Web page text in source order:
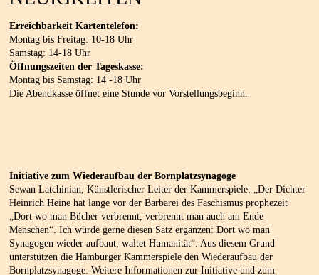
Erreichbarkeit Kartentelefon:
Montag bis Freitag: 10-18 Uhr
Samstag: 14-18 Uhr
Öffnungszeiten der Tageskasse:
Montag bis Samstag: 14 -18 Uhr
Die Abendkasse öffnet eine Stunde vor Vorstellungsbeginn.
Initiative zum Wiederaufbau der Bornplatzsynagoge
Sewan Latchinian, Künstlerischer Leiter der Kammerspiele: „Der Dichter
Heinrich Heine hat lange vor der Barbarei des Faschismus prophezeit
„Dort wo man Bücher verbrennt, verbrennt man auch am Ende
Menschen“. Ich würde gerne diesen Satz ergänzen: Dort wo man
Synagogen wieder aufbaut, waltet Humanität“. Aus diesem Grund
unterstützen die Hamburger Kammerspiele den Wiederaufbau der
Bornplatzsynagoge. Weitere Informationen zur Initiative und zum